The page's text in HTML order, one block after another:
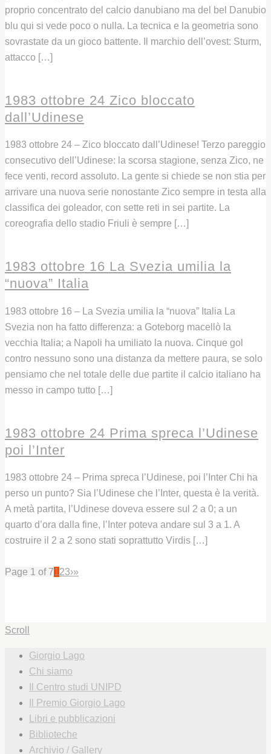
proprio concentrato del calcio danubiano ma del bel Danubio
blu qui si vede poco o nulla. La tecnica e la geometria sono
sovrastate da un gioco battente. Il marchio dell’ovest: Sturm,
attacco […]
1983 ottobre 24 Zico bloccato
dall’Udinese
1983 ottobre 24 – Zico bloccato dall’Udinese! Terzo pareggio
consecutivo dell’Udinese: la scorsa stagione, senza Zico, ne
fece venti, record assoluto. La gente si chiede se non stia per
arrivare una nuova serie nonostante Zico sempre in testa alla
classifica dei goleador, con sette reti in sei partite. La
coreografia dello stadio Friuli è sempre […]
1983 ottobre 16 La Svezia umilia la
“nuova” Italia
1983 ottobre 16 – La Svezia umilia la “nuova” Italia La
Svezia non ha fatto differenza: a Goteborg macellò la
vecchia Italia; a Napoli ha umiliato la nuova. Cinque gol
contro nessuno sono una distanza da mettere paura, se solo
pensiamo che nel totale delle due partite il calcio italiano ha
messo in campo tutto […]
1983 ottobre 24 Prima spreca l’Udinese
poi l’Inter
1983 ottobre 24 – Prima spreca l’Udinese, poi l’Inter Chi ha
perso un punto? Sia l’Udinese che l’Inter, questa è la verità.
A metà partita, l’Udinese doveva essere sul 2 a 0; a un
quarto d’ora dalla fine, l’Inter poteva andare sul 3 a 1. A
costruire il 2 a 2 sono stati soprattutto Virdis […]
Page 1 of 7123›»
Scroll
Giorgio Lago
Chi siamo
Il Centro studi UNIPD
Il Premio Giorgio Lago
Libri e pubblicazioni
Biblioteche
Archivio / Gallery